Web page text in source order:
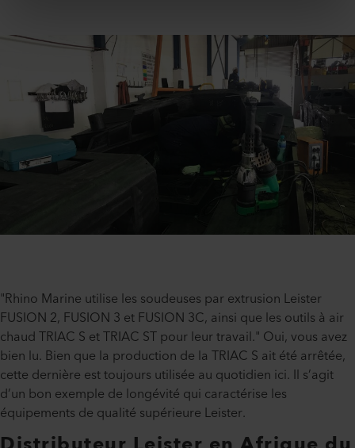
"Rhino Marine utilise les soudeuses par extrusion Leister
FUSION 2, FUSION 3 et FUSION 3C, ainsi que les outils à air
chaud TRIAC S et TRIAC ST pour leur travail." Oui, vous avez
bien lu. Bien que la production de la TRIAC S ait été arrêtée,
cette dernière est toujours utilisée au quotidien ici. Il s’agit
d’un bon exemple de longévité qui caractérise les
équipements de qualité supérieure Leister.